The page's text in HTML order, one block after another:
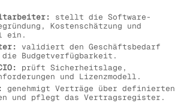
stellt die Software-
Kostenschätzung und
ein.
validiert den Geschäftsbedarf
Budgetverfügbarkeit.
prüft Sicherheitslage,
und Lizenzmodell.
genehmigt Verträge über definierten
und pflegt das Vertragsregister.